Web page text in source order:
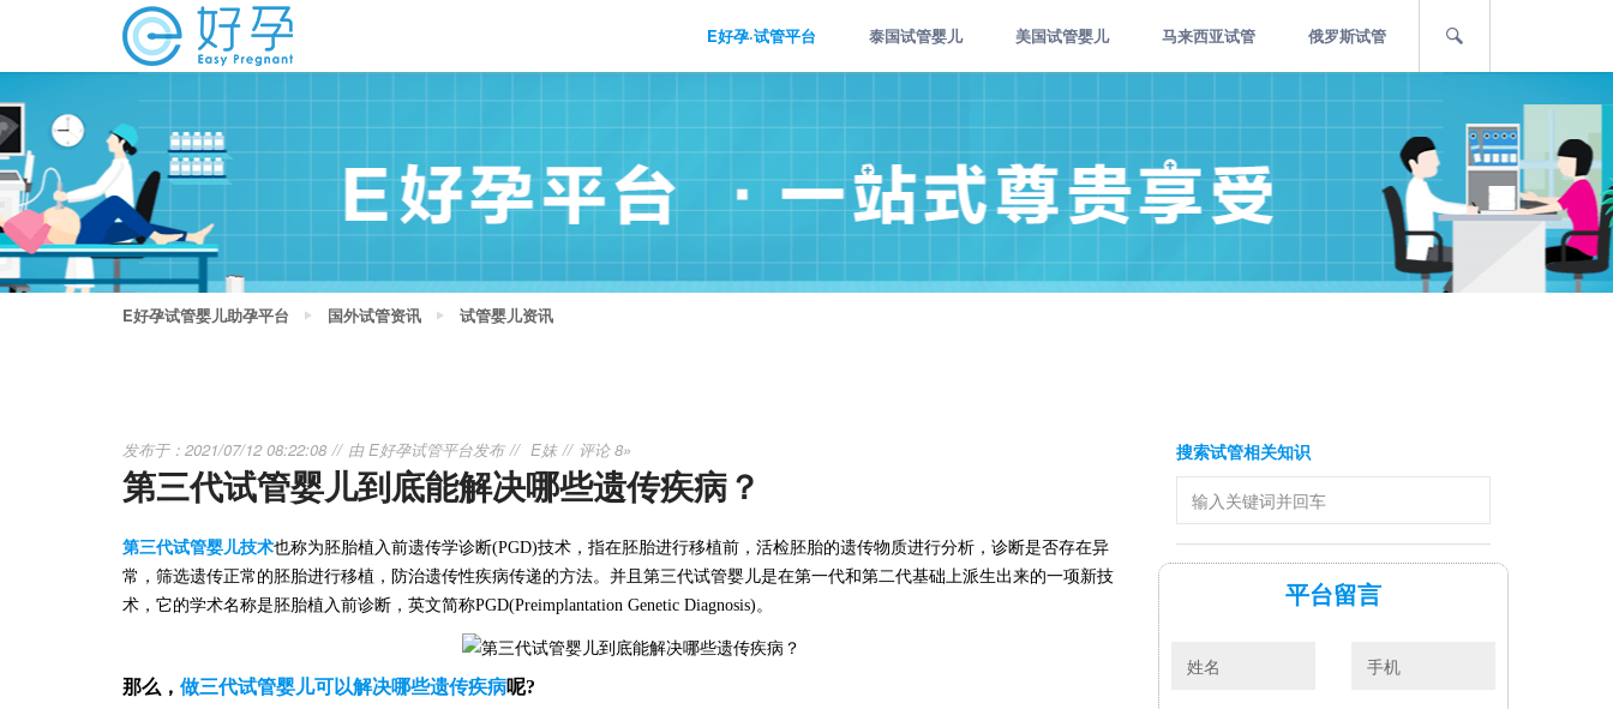
E好孕·试管平台 泰国试管婴儿 美国试管婴儿 马来西亚试管 俄罗斯试管
E好孕试管婴儿助孕平台 国外试管资讯 试管婴儿资讯
发布于：2021/07/12 08:22:08 由E好孕试管平台发布 E妹 评论 8»
第三代试管婴儿到底能解决哪些遗传疾病？
第三代试管婴儿技术也称为胚胎植入前遗传学诊断(PGD)技术，指在胚胎进行移植前，活检胚胎的遗传物质进行分析，诊断是否存在异
常，筛选遗传正常的胚胎进行移植，防治遗传性疾病传递的方法。并且第三代试管婴儿是在第一代和第二代基础上派生出来的一项新技
术，它的学术名称是胚胎植入前诊断，英文简称PGD(Preimplantation Genetic Diagnosis)。
那么， 做三代试管婴儿可以解决哪些遗传疾病呢?
搜索试管相关知识
平台留言